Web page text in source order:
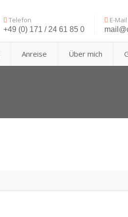
Telefon
+49 (0) 171 / 24 61 85 0
E-Mail
Anreise Über mich